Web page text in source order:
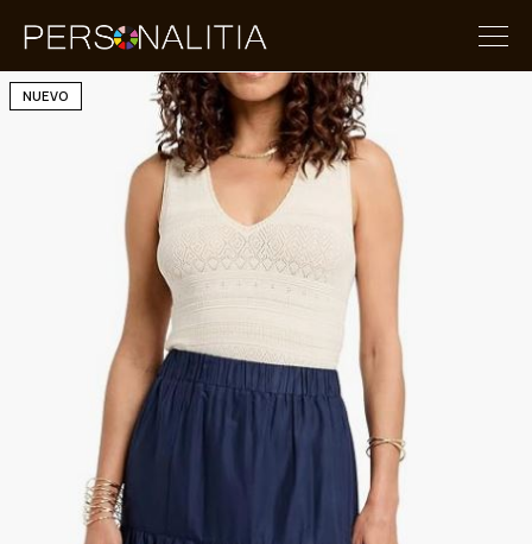
NUEVO